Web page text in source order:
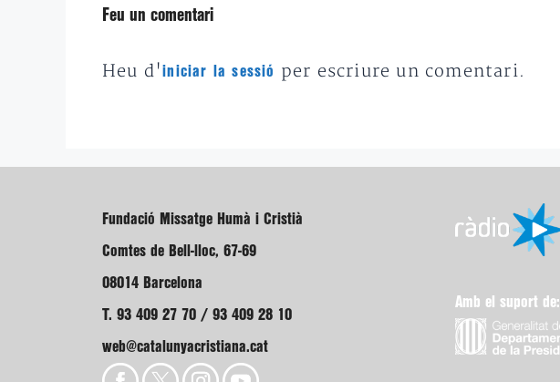
Feu un comentari
Heu d'iniciar la sessió per escriure un comentari.
Fundació Missatge Humà i Cristià
Comtes de Bell-lloc, 67-69
08014 Barcelona
T. 93 409 27 70 / 93 409 28 10
web@catalunyacristiana.cat
Amb el suport de: